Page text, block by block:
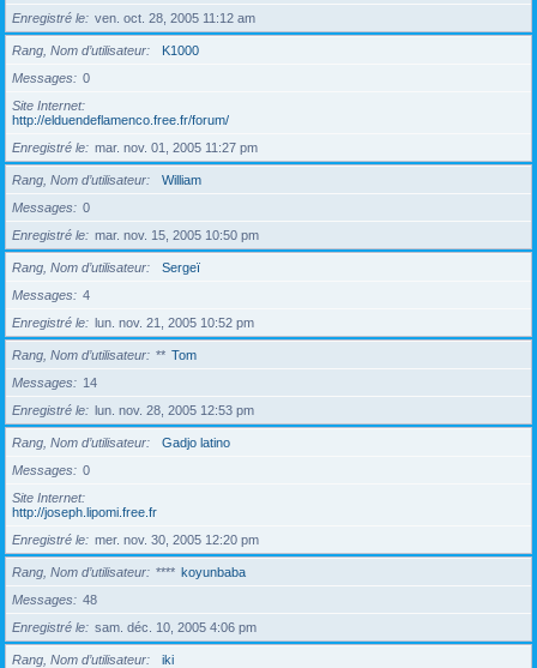
Enregistré le
ven. oct. 28, 2005 11:12 am
Rang, Nom d’utilisateur
K1000
Messages
0
Site Internet
http://elduendeflamenco.free.fr/forum/
Enregistré le
mar. nov. 01, 2005 11:27 pm
Rang, Nom d’utilisateur
William
Messages
0
Enregistré le
mar. nov. 15, 2005 10:50 pm
Rang, Nom d’utilisateur
Sergeï
Messages
4
Enregistré le
lun. nov. 21, 2005 10:52 pm
Rang, Nom d’utilisateur ** Tom
Messages
14
Enregistré le
lun. nov. 28, 2005 12:53 pm
Rang, Nom d’utilisateur
Gadjo latino
Messages
0
Site Internet
http://joseph.lipomi.free.fr
Enregistré le
mer. nov. 30, 2005 12:20 pm
Rang, Nom d’utilisateur **** koyunbaba
Messages
48
Enregistré le
sam. déc. 10, 2005 4:06 pm
Rang, Nom d’utilisateur
iki